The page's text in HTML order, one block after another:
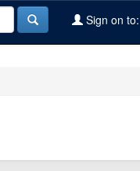
Sign on to: